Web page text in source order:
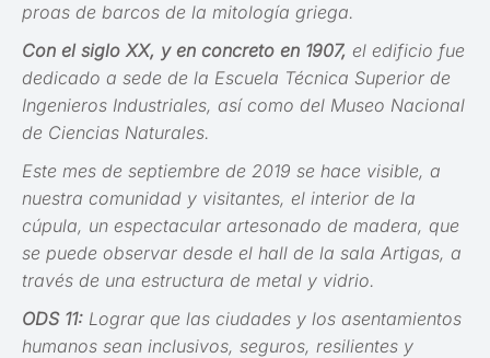
proas de barcos de la mitología griega.
Con el siglo XX, y en concreto en 1907, el edificio fue
dedicado a sede de la Escuela Técnica Superior de
Ingenieros Industriales, así como del Museo Nacional
de Ciencias Naturales.
Este mes de septiembre de 2019 se hace visible, a
nuestra comunidad y visitantes, el interior de la
cúpula, un espectacular artesonado de madera, que
se puede observar desde el hall de la sala Artigas, a
través de una estructura de metal y vidrio.
ODS 11: Lograr que las ciudades y los asentamientos
humanos sean inclusivos, seguros, resilientes y